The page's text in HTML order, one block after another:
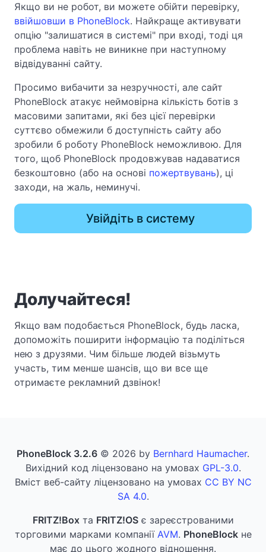
Якщо ви не робот, ви можете обійти перевірку,
ввійшовши в PhoneBlock. Найкраще активувати
опцію "залишатися в системі" при вході, тоді ця
проблема навіть не виникне при наступному
відвідуванні сайту.
Просимо вибачити за незручності, але сайт
PhoneBlock атакує неймовірна кількість ботів з
масовими запитами, які без цієї перевірки
суттєво обмежили б доступність сайту або
зробили б роботу PhoneBlock неможливою. Для
того, щоб PhoneBlock продовжував надаватися
безкоштовно (або на основі пожертвувань), ці
заходи, на жаль, неминучі.
Увійдіть в систему
Долучайтеся!
Якщо вам подобається PhoneBlock, будь ласка,
допоможіть поширити інформацію та поділіться
нею з друзями. Чим більше людей візьмуть
участь, тим менше шансів, що ви все ще
отримаєте рекламний дзвінок!
PhoneBlock 3.2.6 © 2026 by Bernhard Haumacher.
Вихідний код ліцензовано на умовах GPL-3.0.
Вміст веб-сайту ліцензовано на умовах CC BY NC
SA 4.0.
FRITZ!Boxта FRITZ!OSє зареєстрованими
торговими марками компанії AVM. PhoneBlockне
має до цього жодного відношення.